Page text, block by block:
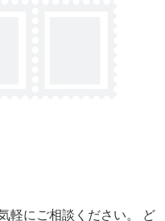
軽にご相談ください。 ど